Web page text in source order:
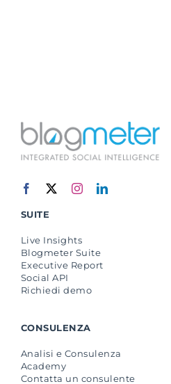
SUITE
Live Insights
Blogmeter Suite
Executive Report
Social API
Richiedi demo
CONSULENZA
Analisi e Consulenza
Academy
Contatta un consulente